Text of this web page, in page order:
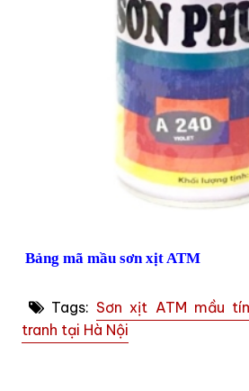
Bảng mã mầu sơn xịt ATM
Tags: Sơn xịt ATM mầu
tranh tại Hà Nội